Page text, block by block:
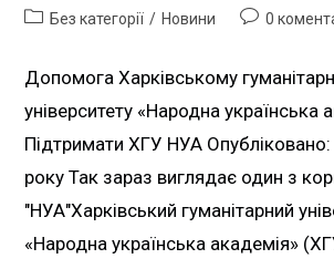
Без категорії / Новини 0
Допомога Харківському
університету «Народна українська
Підтримати ХГУ НУА
року Так зараз виглядає один з
"НУА"Харківський гуманітарний
«Народна українська академія»